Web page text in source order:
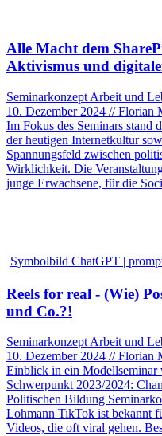
Alle Macht dem
Aktivismus und
Seminarkonzept Arbeit und
10. Dezember 2024 // Florian
Im Fokus des Seminars stand
der heutigen Internetkultur
Spannungsfeld zwischen
Wirklichkeit. Die
junge Erwachsene, für die
Symbolbild ChatGPT |
Reels for real - (Wie)
und Co.?!
Seminarkonzept Arbeit und
10. Dezember 2024 // Florian
Einblick in ein Modellseminar
Schwerpunkt 2023/2024:
Politischen Bildung
Lohmann TikTok ist bekannt
Videos, die oft viral gehen.